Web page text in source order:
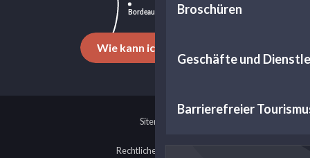
Broschüren
Geschäfte und
Barrierefreier
Wie kann ich kommen?
Sitemap
Rechtliche Hinweise